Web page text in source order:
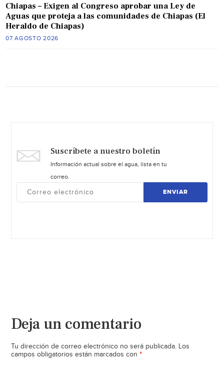
Chiapas – Exigen al Congreso aprobar una Ley de
Aguas que proteja a las comunidades de Chiapas (El
Heraldo de Chiapas)
07 AGOSTO 2026
Suscríbete a nuestro boletín
Información actual sobre el agua, lista en tu
correo.
ENVIAR
Deja un comentario
Tu dirección de correo electrónico no será publicada. Los
campos obligatorios están marcados con *